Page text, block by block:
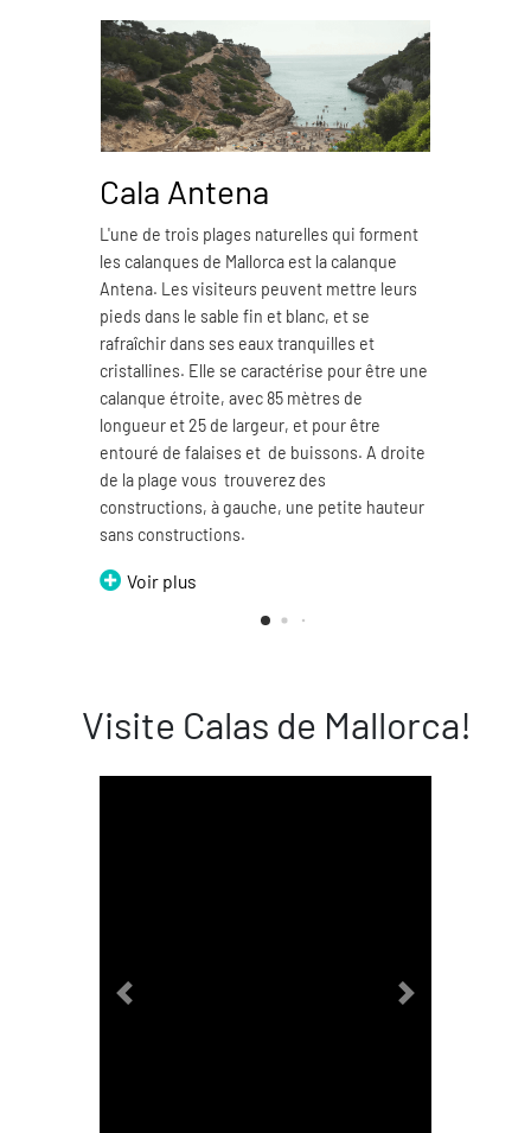
Cala Antena
L'une de trois plages naturelles qui forment
les calanques de Mallorca est la calanque
Antena. Les visiteurs peuvent mettre leurs
pieds dans le sable fin et blanc, et se
rafraîchir dans ses eaux tranquilles et
cristallines. Elle se caractérise pour être une
calanque étroite, avec 85 mètres de
longueur et 25 de largeur, et pour être
entouré de falaises et de buissons. A droite
de la plage vous trouverez des
constructions, à gauche, une petite hauteur
sans constructions.
Voir plus
Visite Calas de Mallorca!
Previous Next